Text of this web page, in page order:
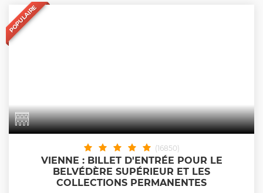
POPULAIRE
(16850)
VIENNE : BILLET D'ENTRÉE POUR LE
BELVÉDÈRE SUPÉRIEUR ET LES
COLLECTIONS PERMANENTES